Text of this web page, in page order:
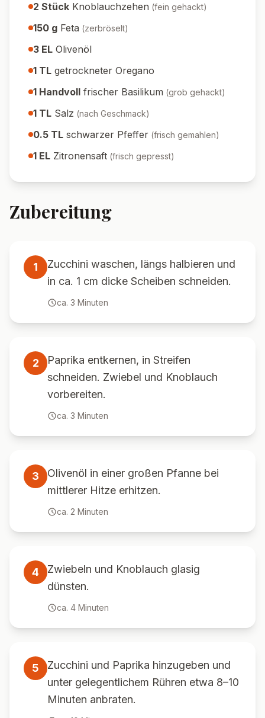
2 Stück Knoblauchzehen (fein gehackt)
150 g Feta (zerbröselt)
3 EL Olivenöl
1 TL getrockneter Oregano
1 Handvoll frischer Basilikum (grob gehackt)
1 TL Salz (nach Geschmack)
0.5 TL schwarzer Pfeffer (frisch gemahlen)
1 EL Zitronensaft (frisch gepresst)
Zubereitung
1
Zucchini waschen, längs halbieren und
in ca. 1 cm dicke Scheiben schneiden.
ca. 3 Minuten
2
Paprika entkernen, in Streifen
schneiden. Zwiebel und Knoblauch
vorbereiten.
ca. 3 Minuten
3
Olivenöl in einer großen Pfanne bei
mittlerer Hitze erhitzen.
ca. 2 Minuten
4
Zwiebeln und Knoblauch glasig
dünsten.
ca. 4 Minuten
5
Zucchini und Paprika hinzugeben und
unter gelegentlichem Rühren etwa 8–10
Minuten anbraten.